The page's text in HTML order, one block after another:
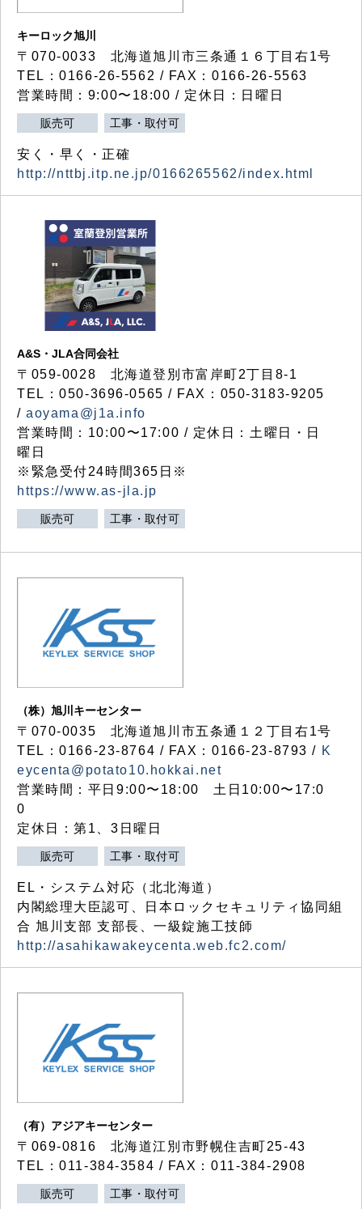
キーロック旭川
〒070-0033 北海道旭川市三条通１６丁目右1号
TEL：0166-26-5562 / FAX：0166-26-5563
営業時間：9:00〜18:00 / 定休日：日曜日
販売可 工事・取付可
安く・早く・正確
http://nttbj.itp.ne.jp/0166265562/index.html
A&S・JLA合同会社
〒 059-0028 北海道登別市富岸町2丁目 8-1
TEL：050-3696-0565 / FAX：050-3183-9205
/aoyama@j1a.info
営業時間：10:00〜17:00 / 定休日：土曜日・日
曜日
※緊急受付24時間365日※
https://www.as-jla.jp
販売可 工事・取付可
（株）旭川キーセンター
〒070-0035 北海道旭川市五条通１２丁目右1号
TEL：0166-23-8764 / FAX：0166-23-8793 / K
eycenta@potato10.hokkai.net
営業時間：平日9:00〜18:00 土日10:00〜17:0
0
定休日：第1、3日曜日
販売可 工事・取付可
EL・システム対応（北北海道）
内閣総理大臣認可、日本ロックセキュリティ協同組
合 旭川支部 支部長、一級錠施工技師
http://asahikawakeycenta.web.fc2.com/
（有）アジアキーセンター
〒069-0816 北海道江別市野幌住吉町25-43
TEL：011-384-3584 / FAX：011-384-2908
販売可 工事・取付可